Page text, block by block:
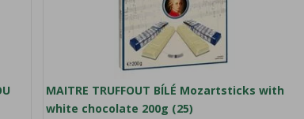
MAITRE TRUFFOUT BÍLÉ Mozartsticks with
white chocolate 200g (25)